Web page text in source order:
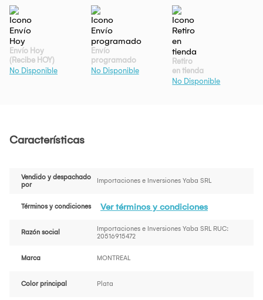
Envío Hoy
(Recibe HOY)
No Disponible
Envío
programado
No Disponible
Retiro
en tienda
No Disponible
Características
Vendido y despachado
por
Importaciones e Inversiones Yaba SRL
Términos y condiciones Ver términos y condiciones
Razón social
Importaciones e Inversiones Yaba SRL RUC:
20516915472
Marca MONTREAL
Color principal Plata